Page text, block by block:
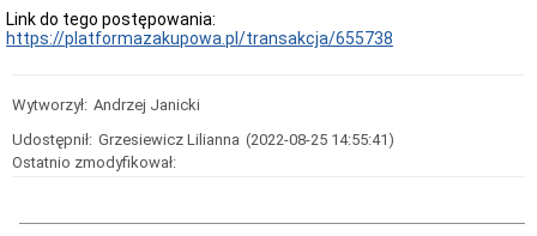
Plan
postępowań
o
Ogłoszenie
przetargów
Rozstrzygnięcia
Link do tego postępowania:
https://platformazakupowa.pl/transakcja/655738
Wytworzył: Andrzej Janicki
Udostępnił: Grzesiewicz Lilianna (2022-08-25 14:55:41)
Ostatnio zmodyfikował: